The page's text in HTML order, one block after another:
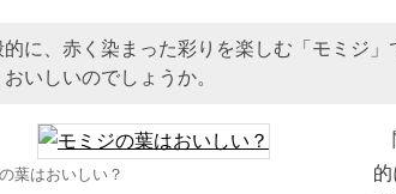
的に、赤く染まった彩りを楽しむ「モミジ
おいしいのでしょうか。
葉はおいしい？